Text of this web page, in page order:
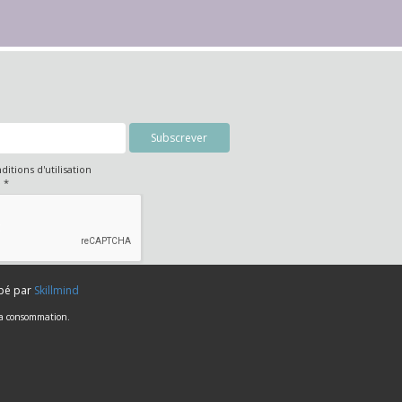
d'utilisation
*
par Skillmind
consommation.